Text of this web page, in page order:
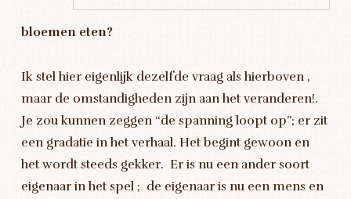
bloemen eten?
Ik stel hier eigenlijk dezelfde vraag als hierboven ,
maar de omstandigheden zijn aan het veranderen!.
Je zou kunnen zeggen “de spanning loopt op”; er zit
een gradatie in het verhaal. Het begint gewoon en
het wordt steeds gekker. Er is nu een ander soort
eigenaar in het spel ; de eigenaar is nu een mens en